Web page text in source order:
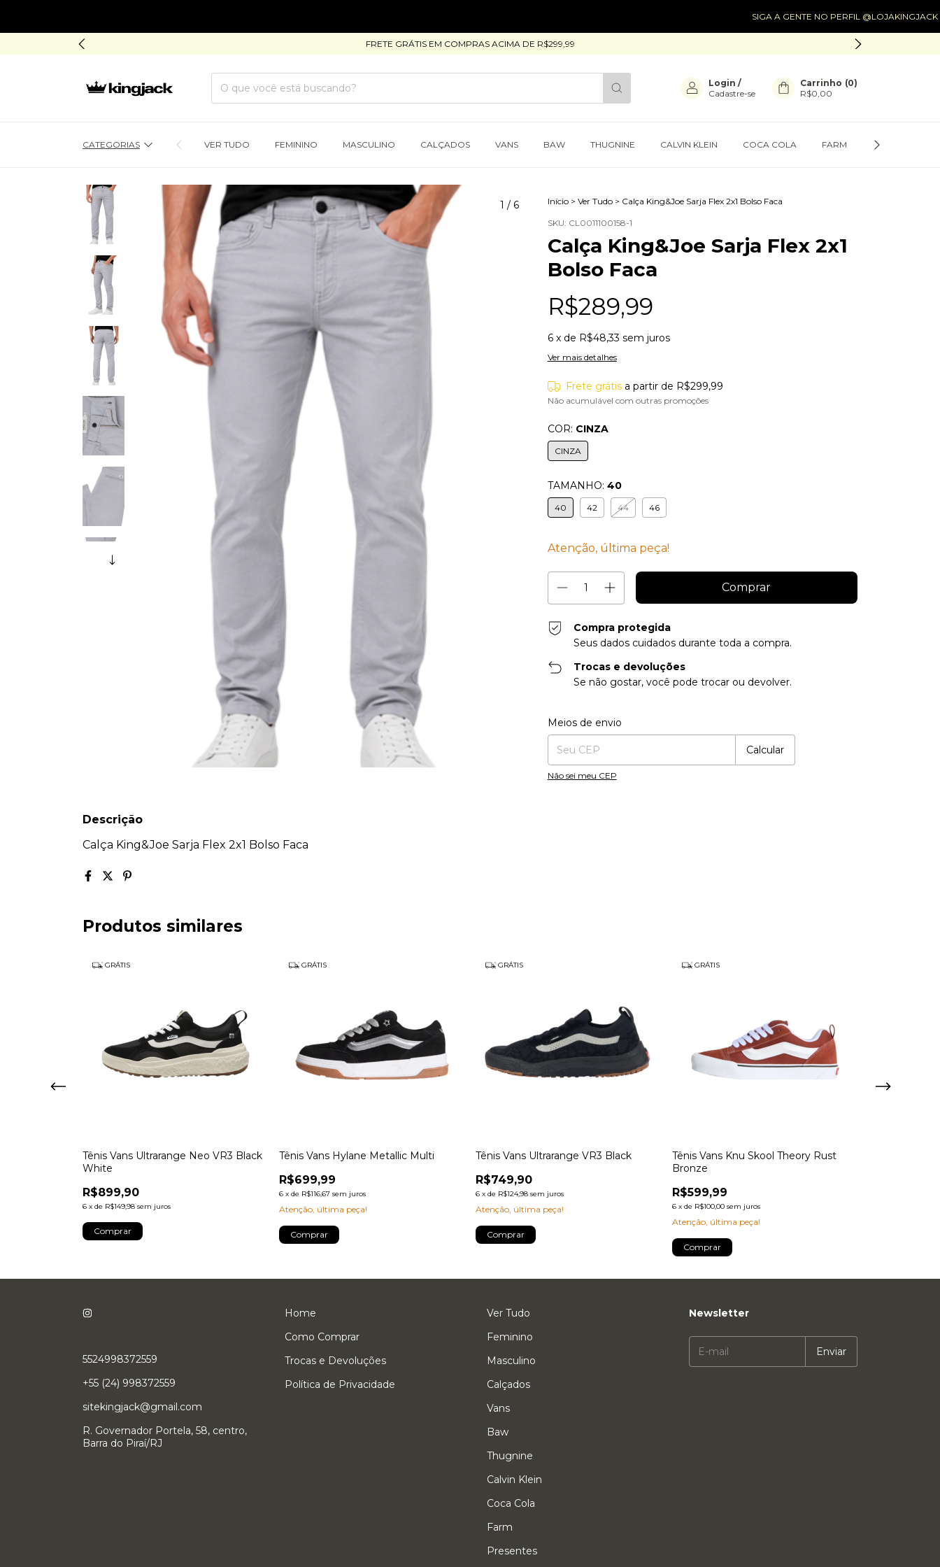
SIGA A GENTE NO PERFIL @LOJAKINGJACK SIGA
FRETE GRÁTIS EM COMPRAS ACIMA DE R$299,99
Login /
Cadastre-se
Carrinho (0)
R$0,00
CATEGORIAS VER TUDO FEMININO MASCULINO CALÇADOS VANS BAW THUGNINE CALVIN KLEIN COCA COLA FARM PRESENTES
1 / 6 Início > Ver Tudo > Calça King&Joe Sarja Flex 2x1 Bolso Faca
SKU: CL0011100158-1
Calça King&Joe Sarja Flex 2x1
Bolso Faca
R$289,99
6 x de R$48,33 sem juros
Ver mais detalhes
Frete grátis a partir de R$299,99
Não acumulável com outras promoções
COR: CINZA
CINZA
TAMANHO: 40
40 42 44 46
Atenção, última peça!
Compra protegida
Seus dados cuidados durante toda a compra.
Trocas e devoluções
Se não gostar, você pode trocar ou devolver.
Entregas para o CEP:
Meios de envio
Calcular
Não sei meu CEP
Descrição
Calça King&Joe Sarja Flex 2x1 Bolso Faca
Produtos similares
GRÁTIS
Tênis Vans Ultrarange Neo VR3 Black
White
R$899,90
6 x de R$149,98 sem juros
Comprar
GRÁTIS
Tênis Vans Hylane Metallic Multi
R$699,99
6 x de R$116,67 sem juros
Atenção, última peça!
Comprar
GRÁTIS
Tênis Vans Ultrarange VR3 Black
R$749,90
6 x de R$124,98 sem juros
Atenção, última peça!
Comprar
GRÁTIS
Tênis Vans Knu Skool Theory Rust
Bronze
R$599,99
6 x de R$100,00 sem juros
Atenção, última peça!
Comprar
5524998372559
+55 (24) 998372559
sitekingjack@gmail.com
R. Governador Portela, 58, centro,
Barra do Piraí/RJ
Home
Como Comprar
Trocas e Devoluções
Política de Privacidade
Ver Tudo
Feminino
Masculino
Calçados
Vans
Baw
Thugnine
Calvin Klein
Coca Cola
Farm
Presentes
Newsletter